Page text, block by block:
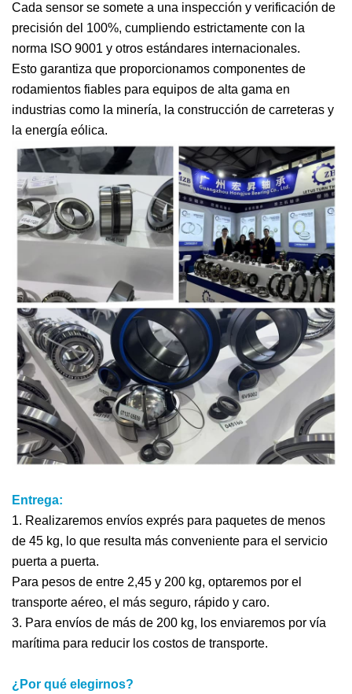
Cada sensor se somete a una inspección y verificación de
precisión del 100%, cumpliendo estrictamente con la
norma ISO 9001 y otros estándares internacionales.
Esto garantiza que proporcionamos componentes de
rodamientos fiables para equipos de alta gama en
industrias como la minería, la construcción de carreteras y
la energía eólica.
Entrega:
1. Realizaremos envíos exprés para paquetes de menos
de 45 kg, lo que resulta más conveniente para el servicio
puerta a puerta.
Para pesos de entre 2,45 y 200 kg, optaremos por el
transporte aéreo, el más seguro, rápido y caro.
3. Para envíos de más de 200 kg, los enviaremos por vía
marítima para reducir los costos de transporte.
¿Por qué elegirnos?